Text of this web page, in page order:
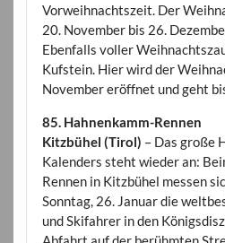
Vorweihnachtszeit. Der
20. November bis 26.
Ebenfalls voller
Kufstein. Hier wird der
November eröffnet und geht
85. Hahnenkamm-Rennen
Kitzbühel (Tirol) – Das große
Kalenders steht wieder an:
Rennen in Kitzbühel messen
Sonntag, 26. Januar die
und Skifahrer in den